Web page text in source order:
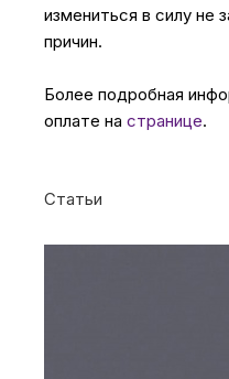
измениться в силу не
причин.
Более подробная
оплате на странице.
Статьи